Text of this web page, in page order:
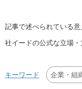
記事で述べられている
社イードの公式な立場・
キーワード 企業・組